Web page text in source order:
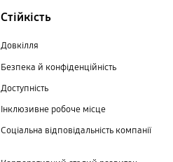
Стійкість
Довкілля
Безпека й конфіденційність
Доступність
Інклюзивне робоче місце
Соціальна відповідальність компанії